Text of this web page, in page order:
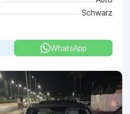
Schwarz
WhatsApp